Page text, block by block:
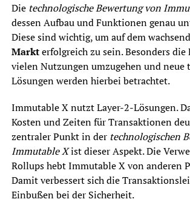
Die technologische Bewertung von
dessen Aufbau und Funktionen genau
Diese sind wichtig, um auf dem
Markterfolgreich zu sein. Besonders
vielen Nutzungen umzugehen und neue
Lösungen werden hierbei betrachtet.
Immutable X nutzt Layer-2-Lösungen.
Kosten und Zeiten für Transaktionen
zentraler Punkt in der technologischen
Immutable Xist dieser Aspekt. Die
Rollups hebt Immutable X von anderen
Damit verbessert sich die
Einbußen bei der Sicherheit.